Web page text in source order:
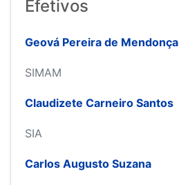
Efetivos
Geová Pereira de Mendonça
SIMAM
Claudizete Carneiro Santos
SIA
Carlos Augusto Suzana